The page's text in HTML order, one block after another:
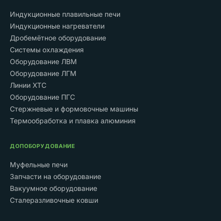
Индукционные плавильные печи
Индукционные нагреватели
Дробемётное оборудование
Системы охлаждения
Оборудование ЛВМ
Оборудование ЛГМ
Линии ХТС
Оборудование ПГС
Стержневые и формовочные машины
Термообработка и плавка алюминия
ДОПОБОРУДОВАНИЕ
Муфельные печи
Запчасти на оборудование
Вакуумное оборудование
Сталеразливочные ковши